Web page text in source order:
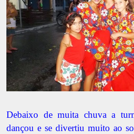
Debaixo de muita chuva a
dançou e se divertiu muito ao